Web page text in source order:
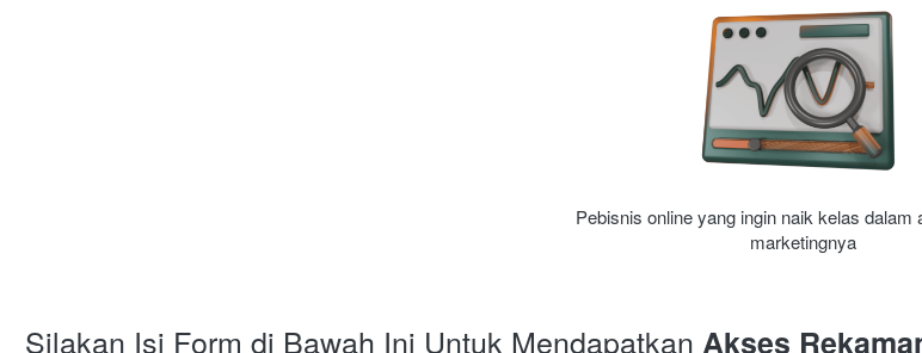
Pebisnis online yang ingin naik kelas dalam
marketingnya
Silakan Isi Form di Bawah Ini Untuk Mendapatkan Akses